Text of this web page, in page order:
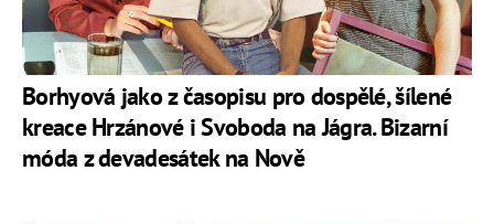
Borhyová jako z časopisu pro dospělé, šílené
kreace Hrzánové i Svoboda na Jágra. Bizarní
móda z devadesátek na Nově